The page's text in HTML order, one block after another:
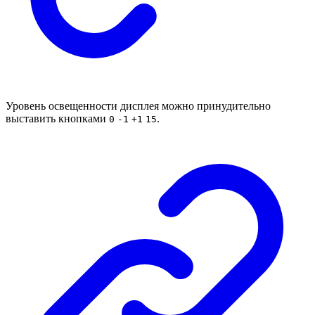
Уровень освещенности дисплея можно принудительно
выставить кнопками 0 -1 +1 15.